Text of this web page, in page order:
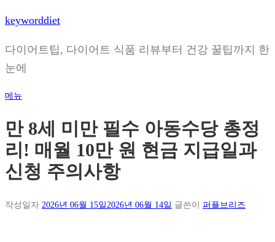
내
으
로
바
로
기
keyworddiet
다이어트팁, 다이어트 식품 리뷰부터 건강 꿀팁까지 한
눈에
메뉴
만 8세 미만 필수 아동수당 총정
리! 매월 10만 원 현금 지급일과
신청 주의사항
작성일자 2026년 06월 15일2026년 06월 14일 글쓴이 퍼플브리즈